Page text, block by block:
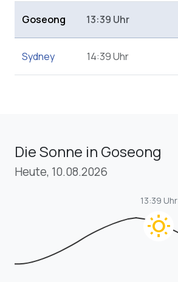
Goseong 13:39 Uhr
Sydney 14:39 Uhr
Die Sonne in Goseong
Heute, 10.08.2026
wb_sunny
13:39 Uhr